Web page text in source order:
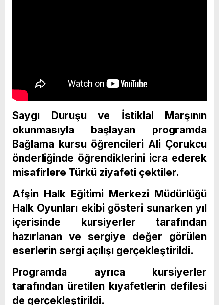
Saygı Duruşu ve İstiklal Marşının
okunmasıyla başlayan programda
Bağlama kursu öğrencileri Ali Çorukcu
önderliğinde öğrendiklerini icra ederek
misafirlere Türkü ziyafeti çektiler.
Afşin Halk Eğitimi Merkezi Müdürlüğü
Halk Oyunları ekibi gösteri sunarken yıl
içerisinde kursiyerler tarafından
hazırlanan ve sergiye değer görülen
eserlerin sergi açılışı gerçekleştirildi.
Programda ayrıca kursiyerler
tarafından üretilen kıyafetlerin defilesi
de gerçekleştirildi.